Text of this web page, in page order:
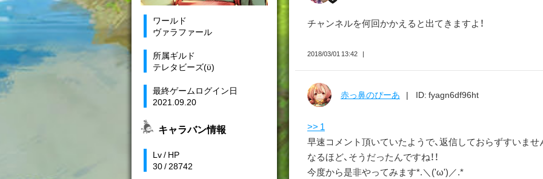
ワールド
ヴァラファール
所属ギルド
テレタビーズ(ϋ)
最終ゲームログイン日
2021.09.20
キャラバン情報
Lv / HP
30 / 28742
チャンネルを何回かかえると出てきますよ！
2018/03/01 13:42
赤っ鼻のぴーあ ID: fyagn6df96ht
>> 1
早速コメント頂いていたようで、返信しておらずすいませ
なるほど、そうだったんですね！！
今度から是非やってみます*.＼('ω')／.*